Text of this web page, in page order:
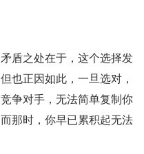
盾之处在于，这个选择发
也正因如此，一旦选对，
争对手，无法简单复制你
那时，你早已累积起无法